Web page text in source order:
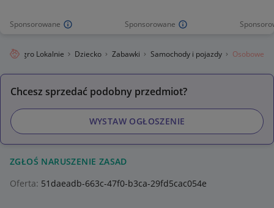
Sponsorowane Sponsorowane
Allegro Lokalnie Dziecko Zabawki Samochody i pojazdy Osobowe
Chcesz sprzedać podobny przedmiot?
WYSTAW OGŁOSZENIE
ZGŁOŚ NARUSZENIE ZASAD
Oferta: 51daeadb-663c-47f0-b3ca-29fd5cac054e